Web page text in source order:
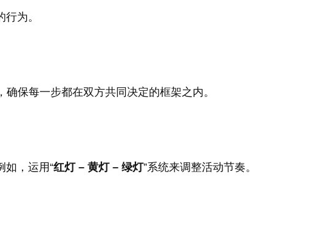
为。
，确保每一步都在双方共同决定的框架之内。
如，运用“红灯 – 黄灯 – 绿灯”系统来调整活动节奏。